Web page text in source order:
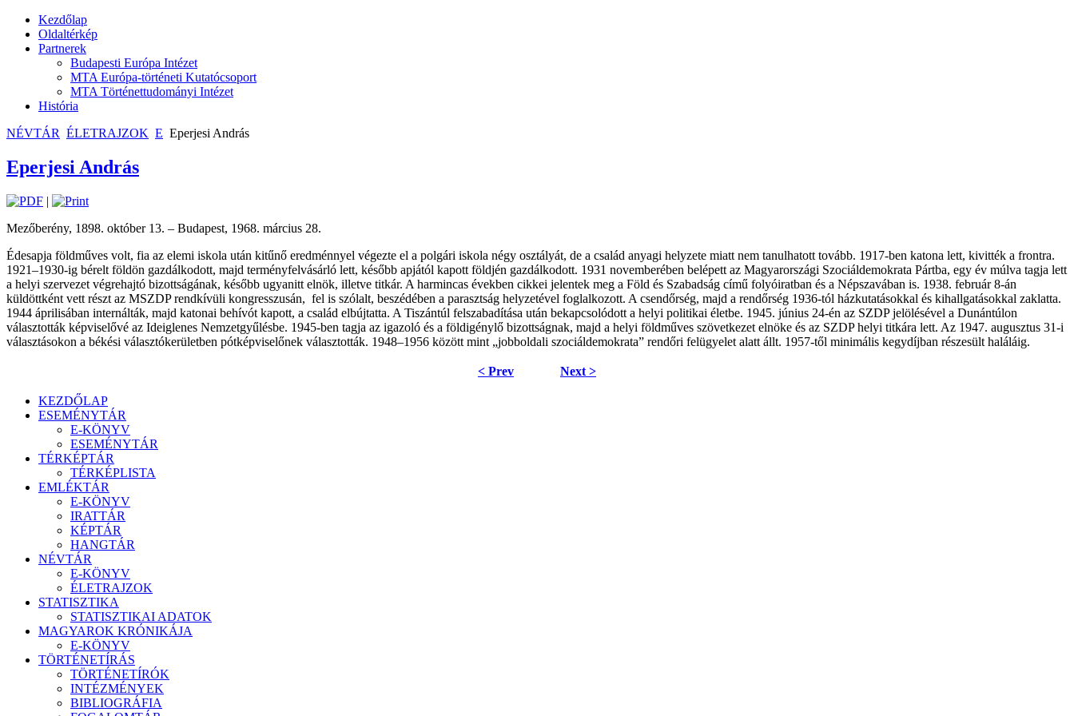
Kezdőlap
Oldaltérkép
Partnerek
Budapesti Európa Intézet
MTA Európa-történeti Kutatócsoport
MTA Történettudományi Intézet
História
NÉVTÁR ÉLETRAJZOK E Eperjesi András
Eperjesi András
|
Mezőberény, 1898. október 13. – Budapest, 1968. március 28.
Édesapja földműves volt, fia az elemi iskola után kitűnő eredménnyel végezte el a polgári iskola négy osztályát, de a család anyagi helyzete miatt nem tanulhatott tovább. 1917-ben katona lett, kivitték a frontra.
1921–1930-ig bérelt földön gazdálkodott, majd terményfelvásárló lett, később apjától kapott földjén gazdálkodott. 1931 novemberében belépett az Magyarországi Szociáldemokrata Pártba, egy év múlva tagja lett
a helyi szervezet végrehajtó bizottságának, később ugyanitt elnök, illetve titkár. A harmincas években cikkei jelentek meg a Föld és Szabadság című folyóiratban és a Népszavában is. 1938. február 8-án
küldöttként vett részt az MSZDP rendkívüli kongresszusán, fel is szólalt, beszédében a parasztság helyzetével foglalkozott. A csendőrség, majd a rendőrség 1936-tól házkutatásokkal és kihallgatásokkal zaklatta.
1944 áprilisában internálták, majd katonai behívót kapott, a család elbújtatta. A Tiszántúl felszabadítása után bekapcsolódott a helyi politikai életbe. 1945. június 24-én az SZDP jelölésével a Dunántúlon
választották képviselővé az Ideiglenes Nemzetgyűlésbe. 1945-ben tagja az igazoló és a földigénylő bizottságnak, majd a helyi földműves szövetkezet elnöke és az SZDP helyi titkára lett. Az 1947. augusztus 31-i
választásokon a békési választókerületben pótképviselőnek választották. 1948–1956 között mint „jobboldali szociáldemokrata” rendőri felügyelet alatt állt. 1957-től minimális kegydíjban részesült haláláig.
< Prev Next >
KEZDŐLAP
ESEMÉNYTÁR
E-KÖNYV
ESEMÉNYTÁR
TÉRKÉPTÁR
TÉRKÉPLISTA
EMLÉKTÁR
E-KÖNYV
IRATTÁR
KÉPTÁR
HANGTÁR
NÉVTÁR
E-KÖNYV
ÉLETRAJZOK
STATISZTIKA
STATISZTIKAI ADATOK
MAGYAROK KRÓNIKÁJA
E-KÖNYV
TÖRTÉNETÍRÁS
TÖRTÉNETÍRÓK
INTÉZMÉNYEK
BIBLIOGRÁFIA